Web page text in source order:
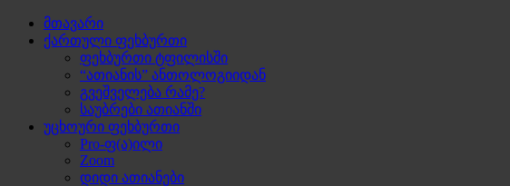
მთავარი
ქართული ფეხბურთი
ფეხბურთი ტფილისში
“ათიანის” ანთოლოგიიდან
გვეშველება რამე?
საუბრები ათიანში
უცხოური ფეხბურთი
Pro-ფ(ა)ილი
Zoom
დიდი ათიანები